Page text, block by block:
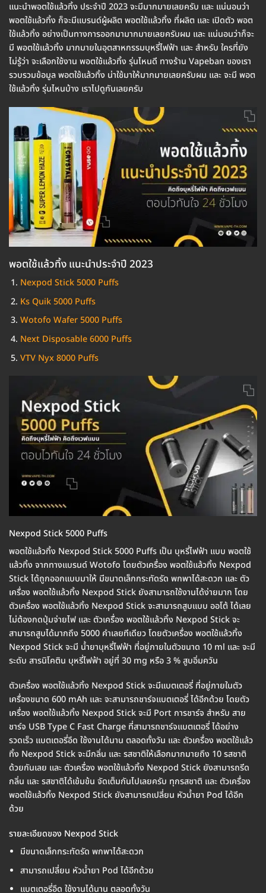
แนะนำพอตใช้แล้วทิ้ง ประจำปี 2023 จะมีมากมายเลยครับ และ แน่นอนว่า
พอตใช้แล้วทิ้ง ก็จะมีแบรนด์ผู้ผลิต พอตใช้แล้วทิ้ง ที่ผลิต และ เปิดตัว พอต
ใช้แล้วทิ้ง อย่างเป็นทางการออกมามากมายเลยครับผม และ แน่นอนว่าก็จะ
มี พอตใช้แล้วทิ้ง มากมายในอุตสาหกรรมบุหรี่ไฟฟ้า และ สำหรับ ใครที่ยัง
ไม่รู้ว่า จะเลือกใช้งาน พอตใช้แล้วทิ้ง รุ่นไหนดี ทางร้าน Vapeban ของเรา
รวบรวมข้อมูล พอตใช้แล้วทิ้ง น่าใช้มาให้มากมายเลยครับผม และ จะมี พอต
ใช้แล้วทิ้ง รุ่นไหนบ้าง เราไปดูกันเลยครับ
พอตใช้แล้วทิ้ง แนะนำประจำปี 2023
Nexpod Stick 5000 Puffs
Ks Quik 5000 Puffs
Wotofo Wafer 5000 Puffs
Next Disposable 6000 Puffs
VTV Nyx 8000 Puffs
Nexpod Stick 5000 Puffs
พอตใช้แล้วทิ้ง Nexpod Stick 5000 Puffs เป็น บุหรี่ไฟฟ้า แบบ พอตใช้
แล้วทิ้ง จากทางแบรนด์ Wotofo โดยตัวเครื่อง พอตใช้แล้วทิ้ง Nexpod
Stick ได้ถูกออกแบบมาให้ มีขนาดเล็กกระทัดรัด พกพาได้สะดวก และ ตัว
เครื่อง พอตใช้แล้วทิ้ง Nexpod Stick ยังสามารถใช้งานได้ง่ายมาก โดย
ตัวเครื่อง พอตใช้แล้วทิ้ง Nexpod Stick จะสามารถสูบแบบ ออโต้ ได้เลย
ไม่ต้องกดปุ่มจ่ายไฟ และ ตัวเครื่อง พอตใช้แล้วทิ้ง Nexpod Stick จะ
สามารถสูบได้มากถึง 5000 คำเลยทีเดียว โดยตัวเครื่อง พอตใช้แล้วทิ้ง
Nexpod Stick จะมี น้ำยาบุหรี่ไฟฟ้า ที่อยู่ภายในตัวขนาด 10 ml และ จะมี
ระดับ สารนิโคติน บุหรี่ไฟฟ้า อยู่ที่ 30 mg หรือ 3 % สูบอิ่มควัน
ตัวเครื่อง พอตใช้แล้วทิ้ง Nexpod Stick จะมีแบตเตอรี่ ที่อยู่ภายในตัว
เครื่องขนาด 600 mAh และ จะสามารถชาร์จแบตเตอรี่ ได้อีกด้วย โดยตัว
เครื่อง พอตใช้แล้วทิ้ง Nexpod Stick จะมี Port การชาร์จ สำหรับ สาย
ชาร์จ USB Type C Fast Charge ที่สามารถชาร์จแบตเตอรี่ ได้อย่าง
รวดเร็ว แบตเตอรี่อึด ใช้งานได้นาน ตลอดทั้งวัน และ ตัวเครื่อง พอตใช้แล้ว
ทิ้ง Nexpod Stick จะมีกลิ่น และ รสชาติให้เลือกมากมายถึง 10 รสชาติ
ด้วยกันเลย และ ตัวเครื่อง พอตใช้แล้วทิ้ง Nexpod Stick ยังสามารถรีด
กลิ่น และ รสชาติได้เข้มข้น จัดเต็มกันไปเลยครับ ทุกรสชาติ และ ตัวเครื่อง
พอตใช้แล้วทิ้ง Nexpod Stick ยังสามารถเปลี่ยน หัวน้ำยา Pod ได้อีก
ด้วย
รายละเอียดของ Nexpod Stick
มีขนาดเล็กกระทัดรัด พกพาได้สะดวก
สามารถเปลี่ยน หัวน้ำยา Pod ได้อีกด้วย
แบตเตอรี่อึด ใช้งานได้นาน ตลอดทั้งวัน